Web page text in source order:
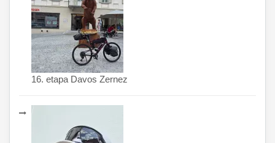
16. etapa Davos Zernez